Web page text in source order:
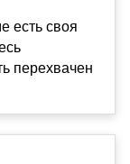
есть своя
перехвачен